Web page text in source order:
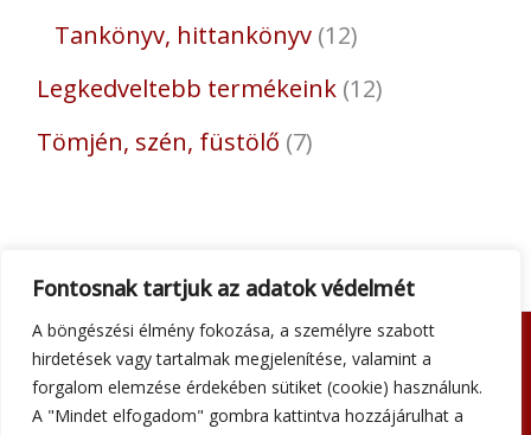
Fontosnak tartjuk az adatok védelmét
A böngészési élmény fokozása, a személyre szabott
hirdetések vagy tartalmak megjelenítése, valamint a
forgalom elemzése érdekében sütiket (cookie) használunk.
A "Mindet elfogadom" gombra kattintva hozzájárulhat a
Tankönyv, hittankönyv 12
Legkedveltebb termékeink 12
Tömjén, szén, füstölő 7
Adatkezelési tájékoztató
Általános szerződési feltételek